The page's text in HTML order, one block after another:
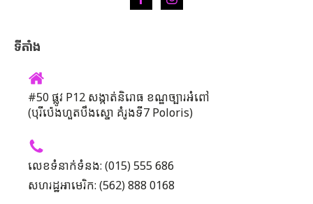
ទីតាំង
#50 ផ្លូវ P12 សង្កាត់និរោធ ខណ្ឌច្បារអំពៅ
(បុរីប៉េងហួតបឹងស្នោ គំរូងទី7 Poloris)
លេខទំនាក់ទំនង: (015) 555 686
សហរដ្ឋអាមេរិក: (562) 888 0168